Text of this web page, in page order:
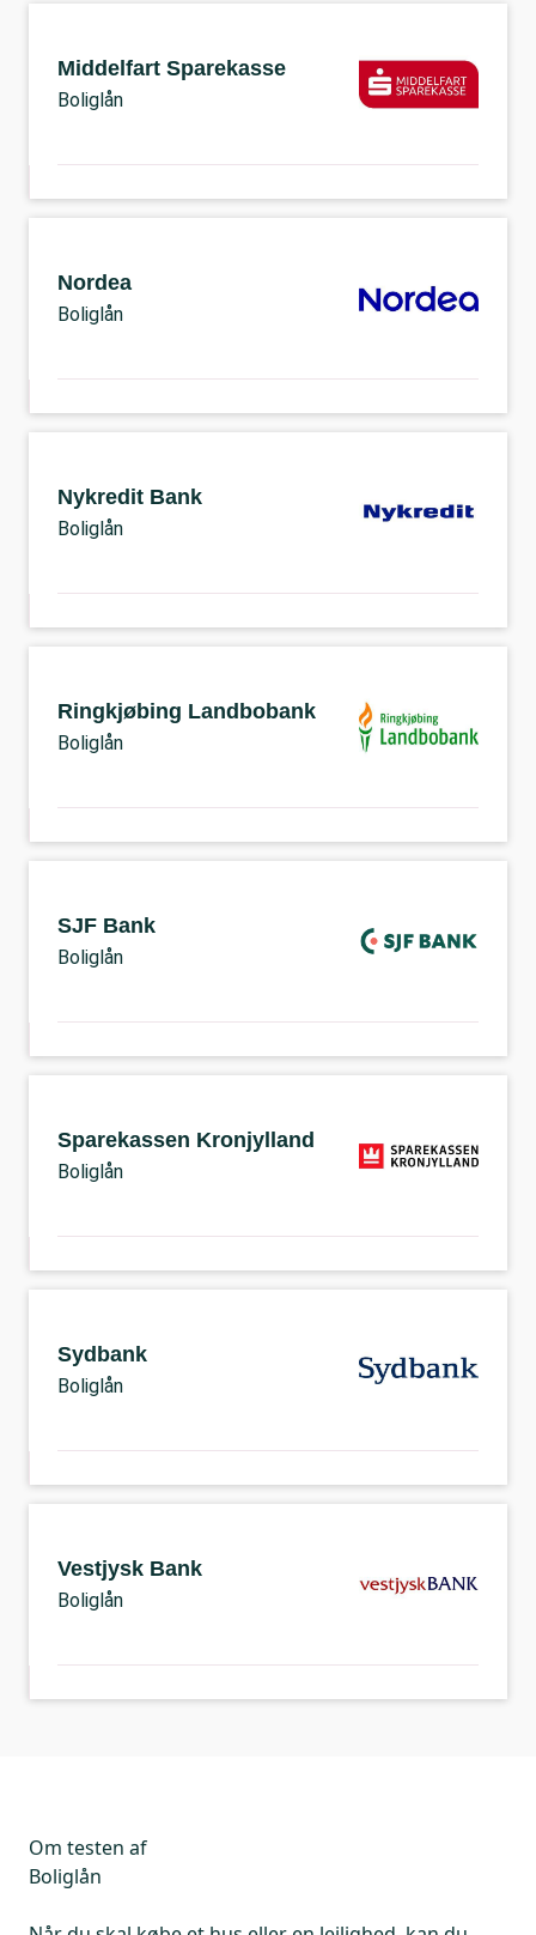
Middelfart Sparekasse
Boliglån
Nordea
Boliglån
Nykredit Bank
Boliglån
Ringkjøbing Landbobank
Boliglån
SJF Bank
Boliglån
Sparekassen Kronjylland
Boliglån
Sydbank
Boliglån
Vestjysk Bank
Boliglån
Om testen af
Boliglån